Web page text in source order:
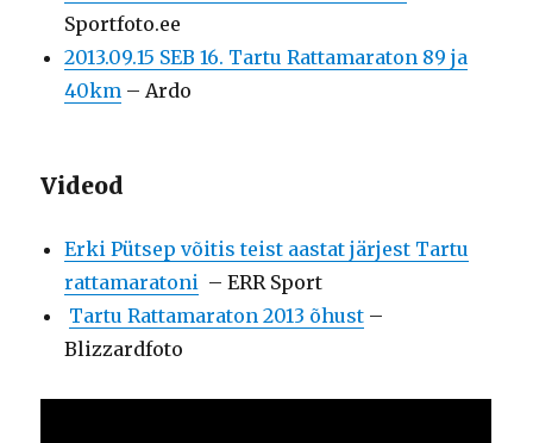
Sportfoto.ee
2013.09.15 SEB 16. Tartu Rattamaraton 89 ja
40km – Ardo
Videod
Erki Pütsep võitis teist aastat järjest Tartu
rattamaratoni – ERR Sport
Tartu Rattamaraton 2013 õhust –
Blizzardfoto